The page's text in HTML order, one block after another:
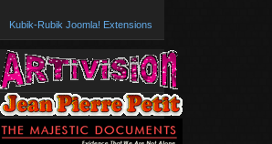
Kubik-Rubik Joomla! Extensions